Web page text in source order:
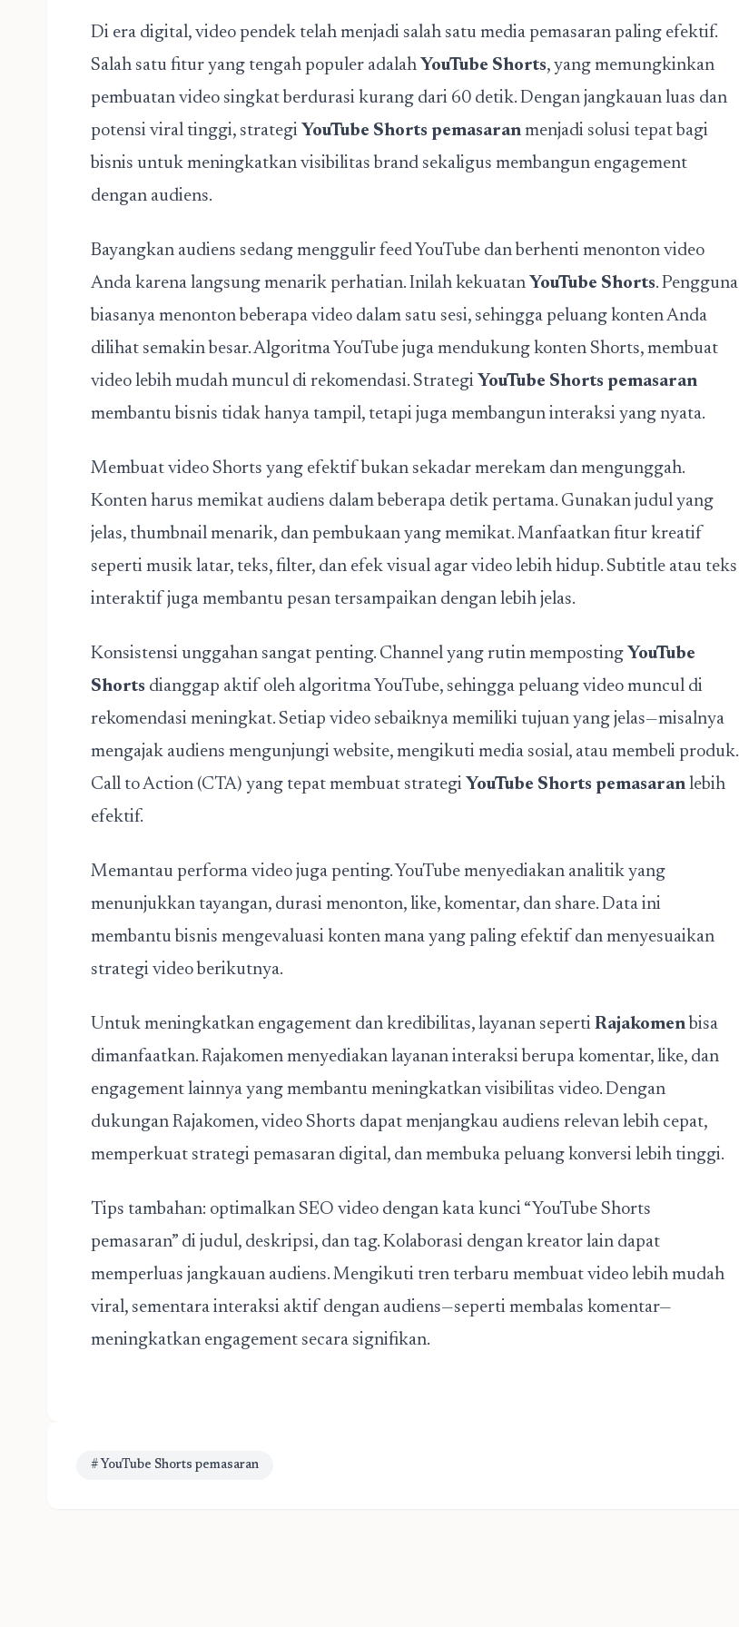
Di era digital, video pendek telah menjadi salah satu media pemasaran paling efektif.
Salah satu fitur yang tengah populer adalah YouTube Shorts, yang memungkinkan
pembuatan video singkat berdurasi kurang dari 60 detik. Dengan jangkauan luas dan
potensi viral tinggi, strategi YouTube Shorts pemasaran menjadi solusi tepat bagi
bisnis untuk meningkatkan visibilitas brand sekaligus membangun engagement
dengan audiens.
Bayangkan audiens sedang menggulir feed YouTube dan berhenti menonton video
Anda karena langsung menarik perhatian. Inilah kekuatan YouTube Shorts. Pengguna
biasanya menonton beberapa video dalam satu sesi, sehingga peluang konten Anda
dilihat semakin besar. Algoritma YouTube juga mendukung konten Shorts, membuat
video lebih mudah muncul di rekomendasi. Strategi YouTube Shorts pemasaran
membantu bisnis tidak hanya tampil, tetapi juga membangun interaksi yang nyata.
Membuat video Shorts yang efektif bukan sekadar merekam dan mengunggah.
Konten harus memikat audiens dalam beberapa detik pertama. Gunakan judul yang
jelas, thumbnail menarik, dan pembukaan yang memikat. Manfaatkan fitur kreatif
seperti musik latar, teks, filter, dan efek visual agar video lebih hidup. Subtitle atau teks
interaktif juga membantu pesan tersampaikan dengan lebih jelas.
Konsistensi unggahan sangat penting. Channel yang rutin memposting YouTube
Shorts dianggap aktif oleh algoritma YouTube, sehingga peluang video muncul di
rekomendasi meningkat. Setiap video sebaiknya memiliki tujuan yang jelas—misalnya
mengajak audiens mengunjungi website, mengikuti media sosial, atau membeli produk.
Call to Action (CTA) yang tepat membuat strategi YouTube Shorts pemasaran lebih
efektif.
Memantau performa video juga penting. YouTube menyediakan analitik yang
menunjukkan tayangan, durasi menonton, like, komentar, dan share. Data ini
membantu bisnis mengevaluasi konten mana yang paling efektif dan menyesuaikan
strategi video berikutnya.
Untuk meningkatkan engagement dan kredibilitas, layanan seperti Rajakomen bisa
dimanfaatkan. Rajakomen menyediakan layanan interaksi berupa komentar, like, dan
engagement lainnya yang membantu meningkatkan visibilitas video. Dengan
dukungan Rajakomen, video Shorts dapat menjangkau audiens relevan lebih cepat,
memperkuat strategi pemasaran digital, dan membuka peluang konversi lebih tinggi.
Tips tambahan: optimalkan SEO video dengan kata kunci “YouTube Shorts
pemasaran” di judul, deskripsi, dan tag. Kolaborasi dengan kreator lain dapat
memperluas jangkauan audiens. Mengikuti tren terbaru membuat video lebih mudah
viral, sementara interaksi aktif dengan audiens—seperti membalas komentar—
meningkatkan engagement secara signifikan.
# YouTube Shorts pemasaran